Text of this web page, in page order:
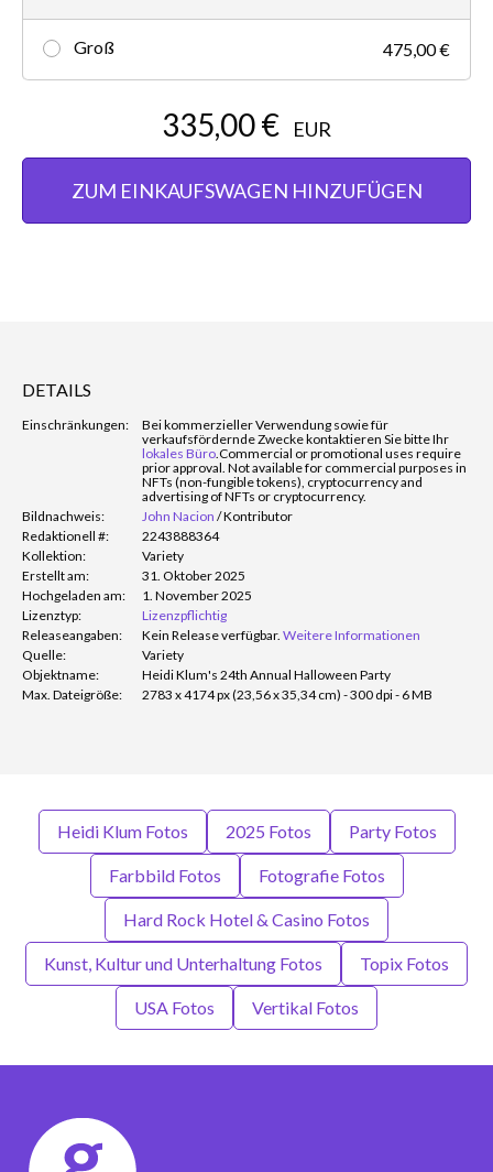
Groß 475,00 €
335,00 € EUR
ZUM EINKAUFSWAGEN HINZUFÜGEN
DETAILS
Einschränkungen:
Bei kommerzieller Verwendung sowie für
verkaufsfördernde Zwecke kontaktieren Sie bitte Ihr
lokales Büro.Commercial or promotional uses require
prior approval. Not available for commercial purposes in
NFTs (non-fungible tokens), cryptocurrency and
advertising of NFTs or cryptocurrency.
Bildnachweis:
John Nacion /Kontributor
Redaktionell #:
2243888364
Kollektion:
Variety
Erstellt am:
31. Oktober 2025
Hochgeladen am:
1. November 2025
Lizenztyp:
Lizenzpflichtig
Releaseangaben:
Kein Release verfügbar. Weitere Informationen
Quelle:
Variety
Objektname:
Heidi Klum's 24th Annual Halloween Party
Max. Dateigröße:
2783 x 4174 px (23,56 x 35,34 cm) - 300 dpi - 6 MB
Heidi Klum Fotos 2025 Fotos Party Fotos
Farbbild Fotos Fotografie Fotos
Hard Rock Hotel & Casino Fotos
Kunst, Kultur und Unterhaltung Fotos Topix Fotos
USA Fotos Vertikal Fotos